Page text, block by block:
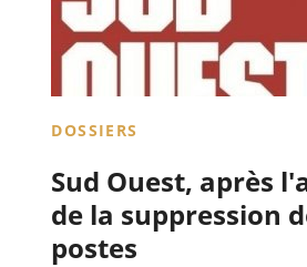
DOSSIERS
Sud Ouest, après
de la suppression
postes